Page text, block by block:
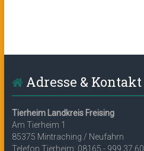
Adresse & Kontakt
Tierheim Landkreis Freising
Am Tierheim 1
85375 Mintraching / Neufahrn
Telefon Tierheim: 08165 - 999 37 60